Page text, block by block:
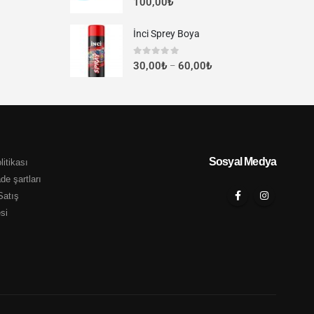
İnci Sprey Boya
0out of 5
30,00₺ –60,00₺
şartları
Sosyal Medya